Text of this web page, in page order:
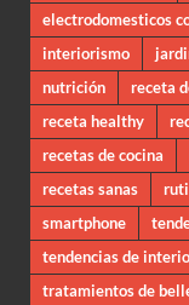
electrodomesticos
interiorismo
nutrición
receta
receta healthy
recetas de cocina
recetas sanas
smartphone
tendencias de
tratamientos de